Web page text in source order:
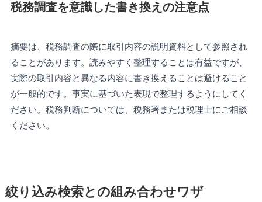
税務調査を意識した書き換えの注意点
摘要は、税務調査の際に取引内容の説明資料として参照され
ることがあります。読みやすく整理することは有益ですが、
実際の取引内容と異なる内容に書き換えることは避けること
が一般的です。事実に基づいた表現で整理するようにしてく
ださい。税務判断については、税務署または税理士にご相談
ください。
絞り込み検索との組み合わせワザ